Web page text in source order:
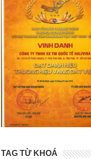
TAG TỪ KHOÁ